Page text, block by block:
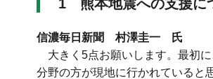
1 熊本地震への支援に
信濃毎日新聞 村澤圭一 氏
大きく5点お願いします。最初
分野の方が現地に行かれていると